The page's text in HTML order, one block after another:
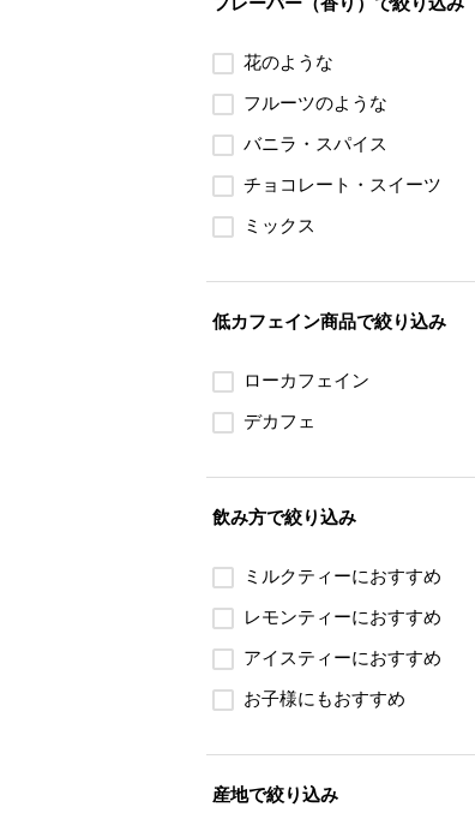
花のような
フルーツのような
バニラ・スパイス
チョコレート・スイーツ
ミックス
低カフェイン商品で絞り込み
ローカフェイン
デカフェ
飲み方で絞り込み
ミルクティーにおすすめ
レモンティーにおすすめ
アイスティーにおすすめ
お子様にもおすすめ
産地で絞り込み